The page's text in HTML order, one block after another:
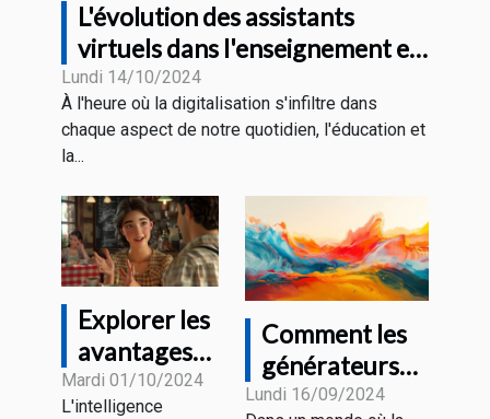
L'évolution des assistants
virtuels dans l'enseignement et
la formation professionnelle
Lundi 14/10/2024
À l'heure où la digitalisation s'infiltre dans
chaque aspect de notre quotidien, l'éducation et
la...
Explorer les
avantages
de
Mardi 01/10/2024
L'intelligence
Comment les
générateurs
d'images IA
Lundi 16/09/2024